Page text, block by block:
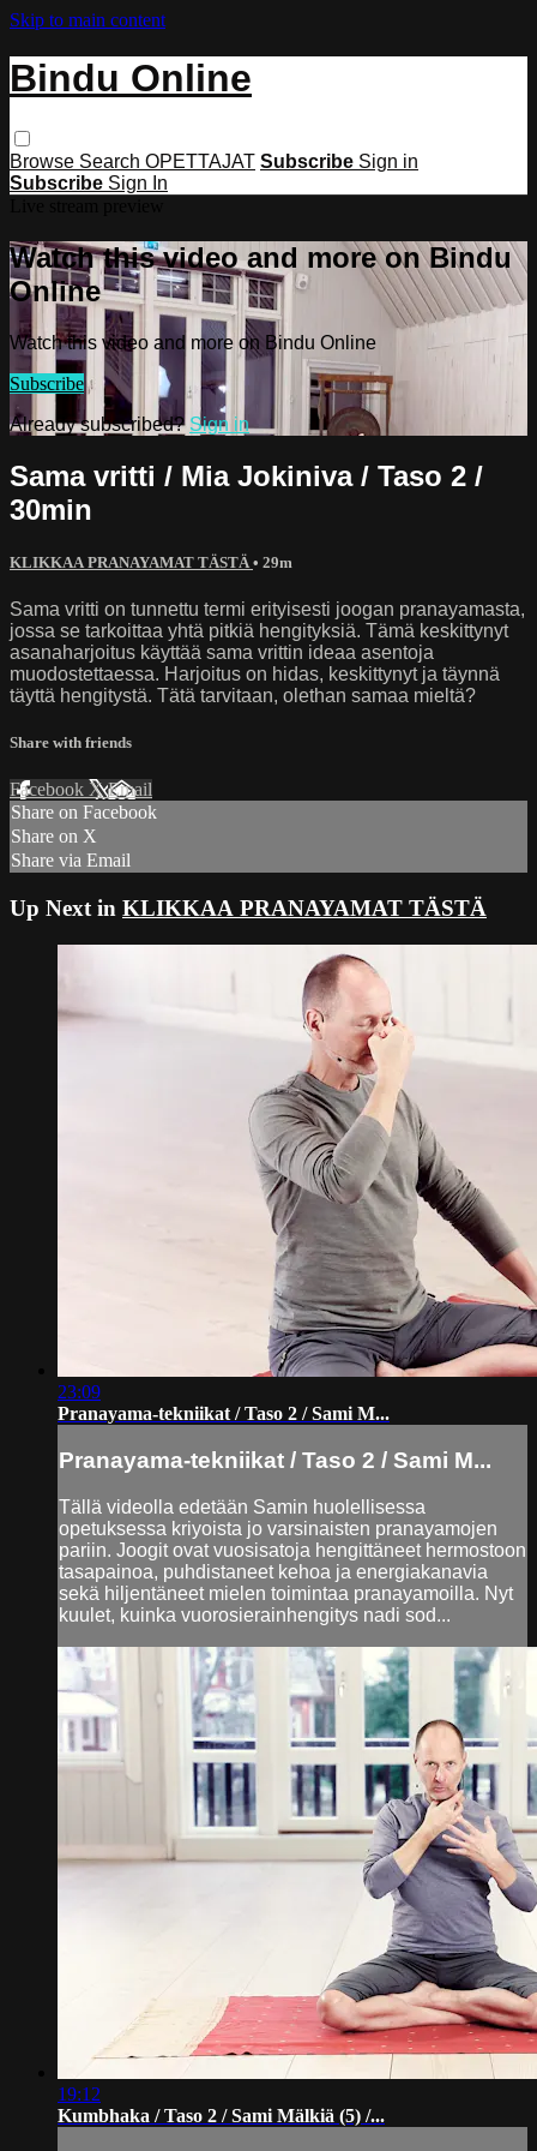
Skip to main content
Bindu Online
Browse Search OPETTAJAT Subscribe Sign in
Subscribe Sign In
Watch this video and more on Bindu
Online
Watch this video and more on Bindu Online
Subscribe
Already subscribed? Sign in
Sama vritti / Mia Jokiniva / Taso 2 /
30min
KLIKKAA PRANAYAMAT TÄSTÄ • 29m
Sama vritti on tunnettu termi erityisesti joogan pranayamasta,
jossa se tarkoittaa yhtä pitkiä hengityksiä. Tämä keskittynyt
asanaharjoitus käyttää sama vrittin ideaa asentoja
muodostettaessa. Harjoitus on hidas, keskittynyt ja täynnä
täyttä hengitystä. Tätä tarvitaan, olethan samaa mieltä?
Share with friends
Facebook XEmail
Share on Facebook
Share on X
Share via Email
Up Next in KLIKKAA PRANAYAMAT TÄSTÄ
23:09
Pranayama-tekniikat / Taso 2 / Sami M...
Pranayama-tekniikat / Taso 2 / Sami M...
Tällä videolla edetään Samin huolellisessa
opetuksessa kriyoista jo varsinaisten pranayamojen
pariin. Joogit ovat vuosisatoja hengittäneet hermostoon
tasapainoa, puhdistaneet kehoa ja energiakanavia
sekä hiljentäneet mielen toimintaa pranayamoilla. Nyt
kuulet, kuinka vuorosierainhengitys nadi sod...
19:12
Kumbhaka / Taso 2 / Sami Mälkiä (5) /...